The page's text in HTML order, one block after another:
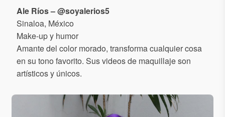
Ale Ríos – @soyalerios5
Sinaloa, México
Make-up y humor
Amante del color morado, transforma cualquier cosa
en su tono favorito. Sus videos de maquillaje son
artísticos y únicos.